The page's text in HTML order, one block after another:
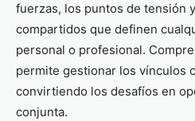
fuerzas, los puntos de tensión
compartidos que definen
personal o profesional.
permite gestionar los vínculos
convirtiendo los desafíos en
conjunta.